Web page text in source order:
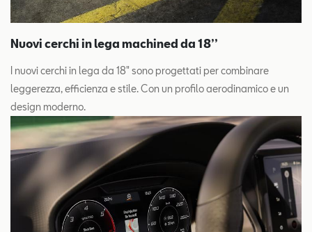
Nuovi cerchi in lega machined da 18’’
I nuovi cerchi in lega da 18" sono progettati per combinare
leggerezza, efficienza e stile. Con un profilo aerodinamico e un
design moderno.